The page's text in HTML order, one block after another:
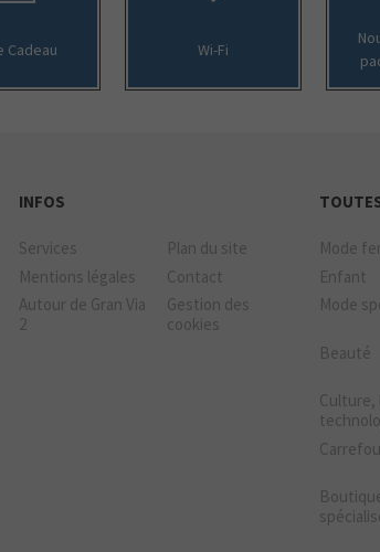
Cadeau Wi-Fi
INFOS
Services
Plan du site
Mentions légales
Contact
Autour de Gran Via
2
Gestion des
cookies
Mode
Enfant
Mode
Beauté
Culture,